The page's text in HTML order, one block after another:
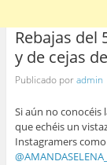
Rebajas del
y de cejas
Publicado poradmin
Si aún no conocéis
que echéis un
Instagramers como
@AMANDASELENA_